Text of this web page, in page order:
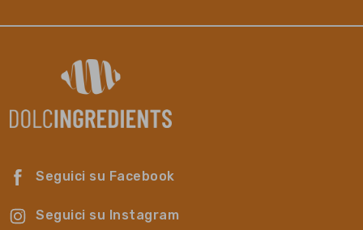
Seguici su Facebook
Seguici su Instagram